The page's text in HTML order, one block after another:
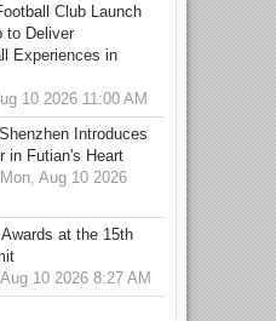
Club Launch
to Deliver
Experiences in
10 2026 11:00 AM
Introduces
in Futian's Heart
Aug 10 2026
at the 15th
10 2026 8:27 AM